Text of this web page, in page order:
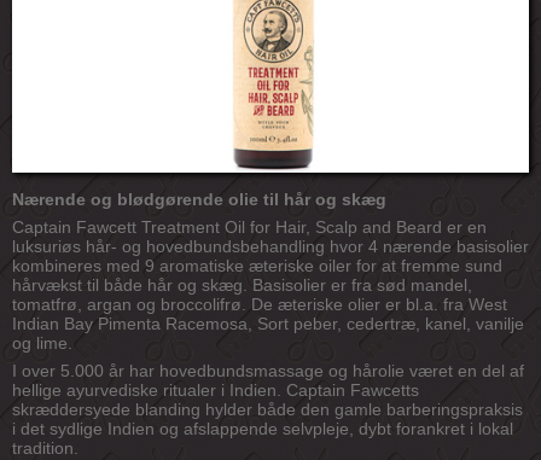
Nærende og blødgørende olie til hår og skæg
Captain Fawcett Treatment Oil for Hair, Scalp and Beard er en
luksuriøs hår- og hovedbundsbehandling hvor 4 nærende basisolier
kombineres med 9 aromatiske æteriske oiler for at fremme sund
hårvækst til både hår og skæg. Basisolier er fra sød mandel,
tomatfrø, argan og broccolifrø. De æteriske olier er bl.a. fra West
Indian Bay Pimenta Racemosa, Sort peber, cedertræ, kanel, vanilje
og lime.
I over 5.000 år har hovedbundsmassage og hårolie været en del af
hellige ayurvediske ritualer i Indien. Captain Fawcetts
skræddersyede blanding hylder både den gamle barberingspraksis
i det sydlige Indien og afslappende selvpleje, dybt forankret i lokal
tradition.